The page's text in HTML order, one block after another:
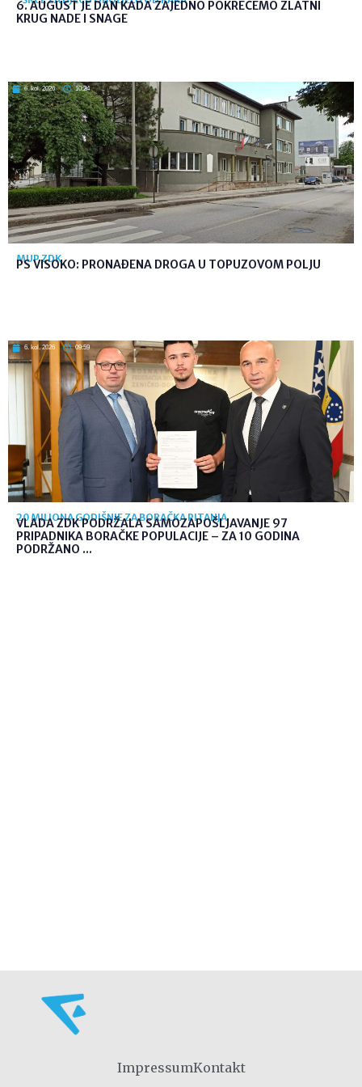
6. AUGUST JE DAN KADA ZAJEDNO POKREĆEMO ZLATNI
KRUG NADE I SNAGE
6. kol. 2026 10:24
MUP ZDK
PS VISOKO: PRONAĐENA DROGA U TOPUZOVOM POLJU
6. kol. 2026 09:59
20 MILIONA GODIŠNJE ZA BORAČKA PITANJA
VLADA ZDK PODRŽALA SAMOZAPOŠLJAVANJE 97
PRIPADNIKA BORAČKE POPULACIJE – ZA 10 GODINA
PODRŽANO ...
ImpressumKontakt